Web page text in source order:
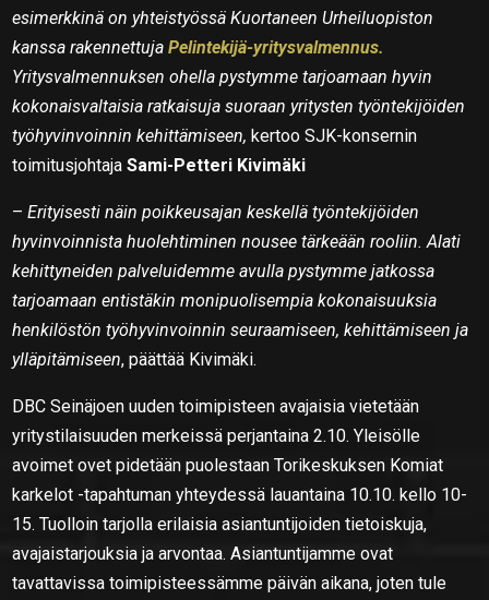
esimerkkinä on yhteistyössä Kuortaneen Urheiluopiston
kanssa rakennettujaPelintekijä-yritysvalmennus.
Yritysvalmennuksen ohella pystymme tarjoamaan hyvin
kokonaisvaltaisia ratkaisuja suoraan yritysten työntekijöiden
työhyvinvoinnin kehittämiseen, kertoo SJK-konsernin
toimitusjohtajaSami-Petteri Kivimäki
– Erityisesti näin poikkeusajan keskellä työntekijöiden
hyvinvoinnista huolehtiminen nousee tärkeään rooliin. Alati
kehittyneiden palveluidemme avulla pystymme jatkossa
tarjoamaan entistäkin monipuolisempia kokonaisuuksia
henkilöstön työhyvinvoinnin seuraamiseen, kehittämiseen ja
ylläpitämiseen, päättää Kivimäki.
DBC Seinäjoen uuden toimipisteen avajaisia vietetään
yritystilaisuuden merkeissä perjantaina 2.10. Yleisölle
avoimet ovet pidetään puolestaan Torikeskuksen Komiat
karkelot -tapahtuman yhteydessä lauantaina 10.10. kello 10-
15. Tuolloin tarjolla erilaisia asiantuntijoiden tietoiskuja,
avajaistarjouksia ja arvontaa. Asiantuntijamme ovat
tavattavissa toimipisteessämme päivän aikana, joten tule